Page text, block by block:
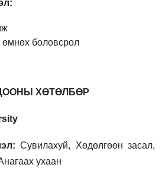
өмнөх боловсрол
ХӨТӨЛБӨР
Сувилахуй, Хөдөлгөөн засал,
ухаан